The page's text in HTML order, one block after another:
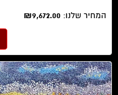
המחיר שלנו: ₪9,672.00